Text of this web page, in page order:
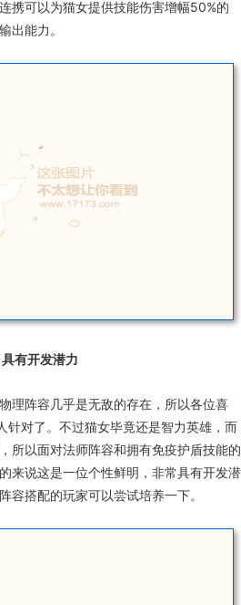
携可以为猫女提供技能伤害增幅50%的
出能力。
有开发潜力
理阵容几乎是无敌的存在，所以各位喜
针对了。不过猫女毕竟还是智力英雄，而
所以面对法师阵容和拥有免疫护盾技能的
来说这是一位个性鲜明，非常具有开发潜
容搭配的玩家可以尝试培养一下。